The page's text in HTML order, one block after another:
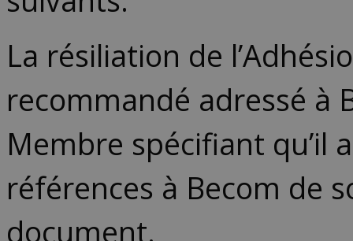
La résiliation de
recommandé adressé à
Membre spécifiant qu’il
références à Becom de
document.